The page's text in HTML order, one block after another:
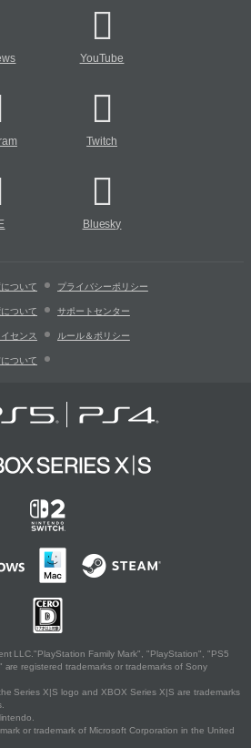
YouTube
Twitch
Bluesky
ついて プライバシーポリシー
ついて サポートセンター
センス ルール＆ポリシー
ついて
LLC."PlayStation Family Mark", "PlayStation", "PS5
registered trademarks or trademarks of Sony
Series X|S logo and XBOX Series X|S are trademarks
or trademark of Microsoft Corporation in the United